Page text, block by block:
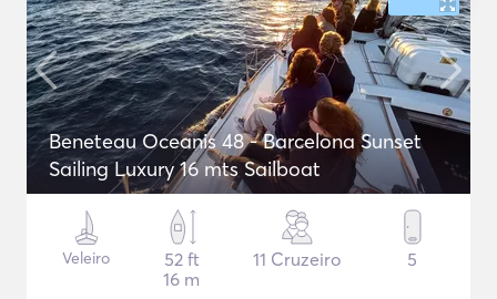
Beneteau Oceanis 48 - Barcelona Sunset
Sailing Luxury 16 mts Sailboat
Veleiro
52 ft
16 m
11 Cruzeiro 5